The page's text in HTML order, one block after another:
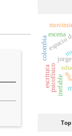
psicofísico
escena
inefable
colombia
arte
escritura